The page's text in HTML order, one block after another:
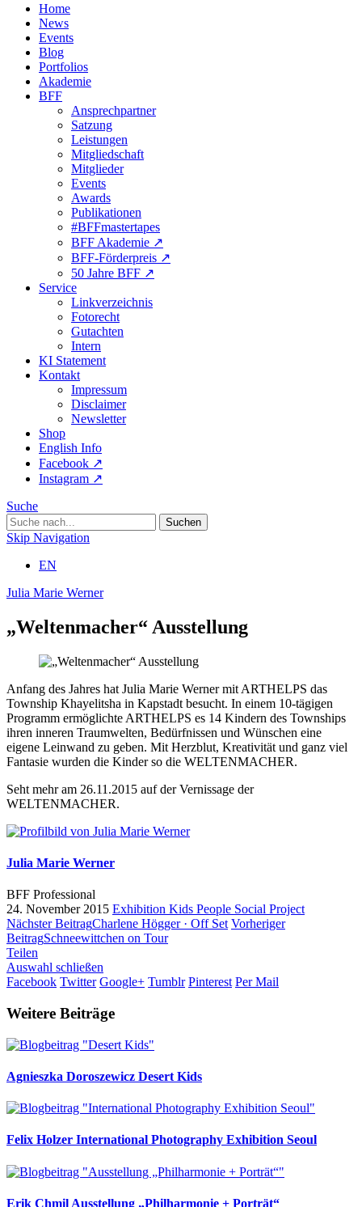
Home
News
Events
Blog
Portfolios
Akademie
BFF
Ansprechpartner
Satzung
Leistungen
Mitgliedschaft
Mitglieder
Events
Awards
Publikationen
#BFFmastertapes
BFF Akademie ↗︎
BFF-Förderpreis ↗︎
50 Jahre BFF ↗︎
Service
Linkverzeichnis
Fotorecht
Gutachten
Intern
KI Statement
Kontakt
Impressum
Disclaimer
Newsletter
Shop
English Info
Facebook ↗︎
Instagram ↗︎
Suche
Skip Navigation
EN
Julia Marie Werner
„Weltenmacher“ Ausstellung
Anfang des Jahres hat Julia Marie Werner mit ARTHELPS das
Township Khayelitsha in Kapstadt besucht. In einem 10-tägigen
Programm ermöglichte ARTHELPS es 14 Kindern des Townships
ihren inneren Traumwelten, Bedürfnissen und Wünschen eine
eigene Leinwand zu geben. Mit Herzblut, Kreativität und ganz viel
Fantasie wurden die Kinder so die WELTENMACHER.
Seht mehr am 26.11.2015 auf der Vernissage der
WELTENMACHER.
Julia Marie Werner
BFF Professional
24. November 2015 Exhibition Kids People Social Project
Nächster BeitragCharlene Högger · Off Set Vorheriger
BeitragSchneewittchen on Tour
Teilen
Auswahl schließen
Facebook Twitter Google+ Tumblr Pinterest Per Mail
Weitere Beiträge
Agnieszka Doroszewicz Desert Kids
Felix Holzer International Photography Exhibition Seoul
Erik Chmil Ausstellung „Philharmonie + Porträt“